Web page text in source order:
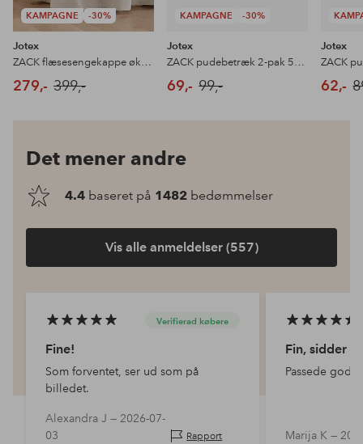
KAMPAGNE -30%
Jotex
ZACK flæsesengekappe økologisk højde 60 cm
279,- 399,-
KAMPAGNE -30%
Jotex
ZACK pudebetræk 2-pak 50x60 cm økologisk
69,- 99,-
Jotex
62,-
Det mener andre
4.4 baseret på 1482 bedømmelser
Vis alle anmeldelser (557)
Verifierad købere
Fine!
Som forventet, ser ud som på
billedet.
Alexandra J — 2026-07-
03
Rapport
Fin, sidder
Passede
Marija K —